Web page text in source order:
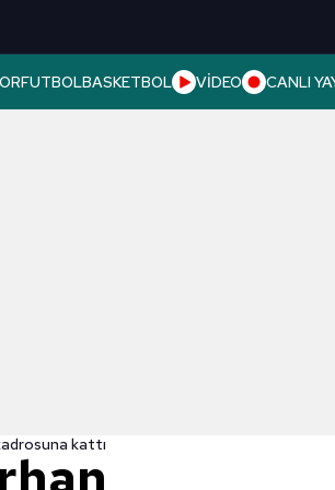
FUTBOLBASKETBOL VİDEO CANLI
kattı